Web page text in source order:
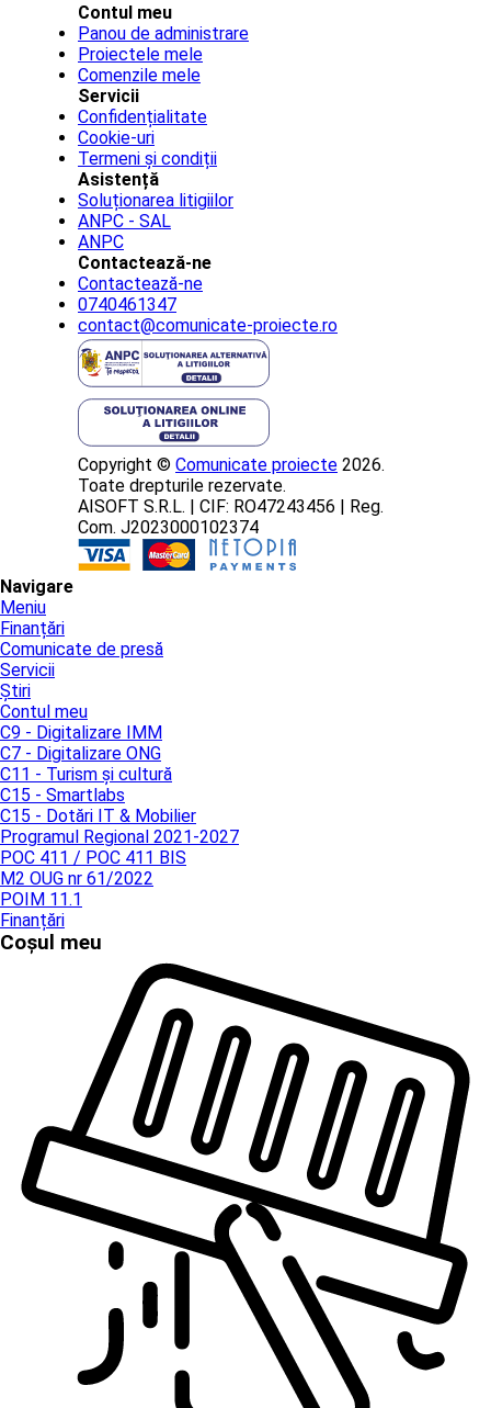
Contul meu
Panou de administrare
Proiectele mele
Comenzile mele
Servicii
Confidențialitate
Cookie-uri
Termeni și condiții
Asistență
Soluționarea litigiilor
ANPC - SAL
ANPC
Contactează-ne
Contactează-ne
0740461347
contact@comunicate-proiecte.ro
Copyright © Comunicate proiecte 2026.
Toate drepturile rezervate.
AISOFT S.R.L. | CIF: RO47243456 | Reg.
Com. J2023000102374
Navigare
Meniu
Finanțări
Comunicate de presă
Servicii
Știri
Contul meu
C9 - Digitalizare IMM
C7 - Digitalizare ONG
C11 - Turism și cultură
C15 - Smartlabs
C15 - Dotări IT & Mobilier
Programul Regional 2021-2027
POC 411 / POC 411 BIS
M2 OUG nr 61/2022
POIM 11.1
Finanțări
Coșul meu